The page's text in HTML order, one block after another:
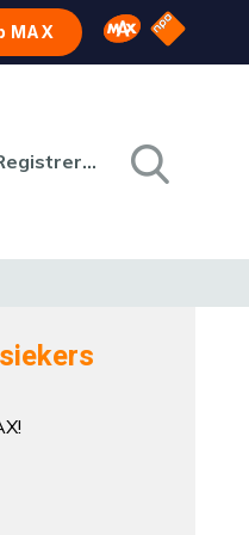
MAX Omroep MAX
NPO
Registreren